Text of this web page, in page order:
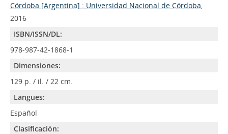
Córdoba [Argentina] : Universidad Nacional de Córdoba,
2016
ISBN/ISSN/DL:
978-987-42-1868-1
Dimensiones:
129 p. / il. / 22 cm.
Langues:
Español
Clasificación: